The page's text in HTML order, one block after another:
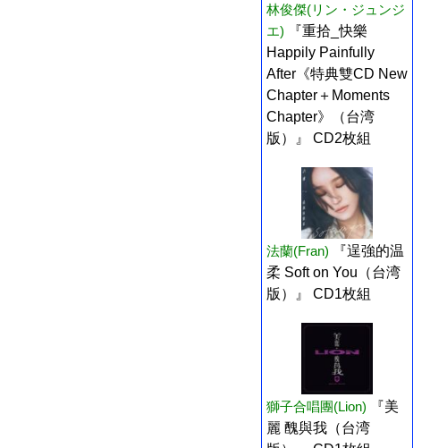
林俊傑(リン・ジュンジ
エ)
『重拾_快樂
Happily Painfully
After《特典雙CD New
Chapter＋Moments
Chapter》（台湾
版）』 CD2枚組
法蘭(Fran)
『逞強的温
柔 Soft on You（台湾
版）』 CD1枚組
獅子合唱團(Lion)
『美
麗 醜與我（台湾